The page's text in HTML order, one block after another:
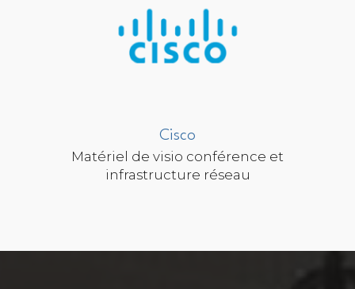
Cisco
Matériel de visio conférence et
infrastructure réseau